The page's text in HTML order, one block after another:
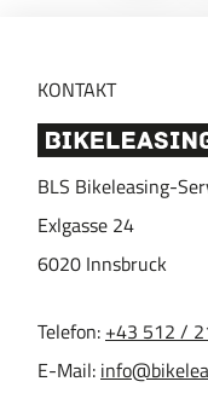
KONTAKT
BLS Bikeleasing-
Exlgasse 24
6020 Innsbruck
Telefon: +43 512 /
E-Mail: